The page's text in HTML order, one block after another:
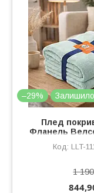
–29%
Плед
Фланель
LLT-
1